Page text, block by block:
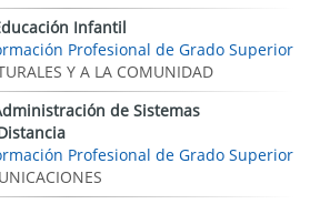
Infantil
Profesional de Grado Superior
Y A LA COMUNIDAD
de Sistemas
Profesional de Grado Superior